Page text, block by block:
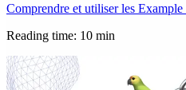
Comprendre et utiliser les
Reading time: 10 min